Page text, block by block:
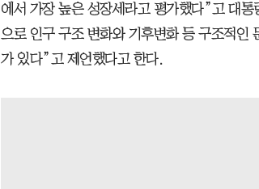
에서 가장 높은 성장세라고 평가했다”고 대
으로 인구 구조 변화와 기후변화 등 구조적인
가 있다”고 제언했다고 한다.